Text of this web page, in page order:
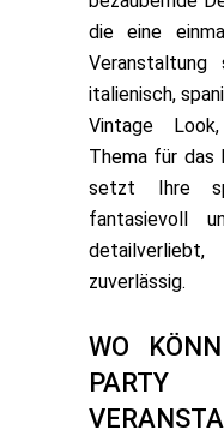
die eine
Veranstaltung
italienisch,
Vintage
Thema für das
setzt Ihre
fantasievoll
zuverlässig.
WO
PARTY